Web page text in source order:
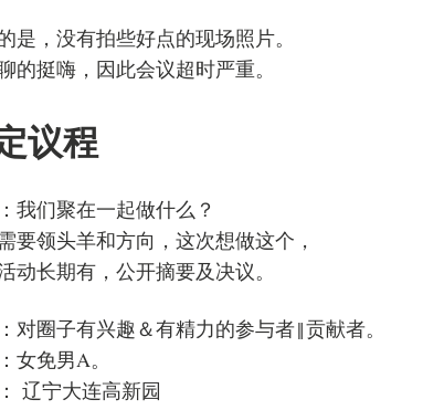
是，没有拍些好点的现场照片。
的挺嗨，因此会议超时严重。
议程
我们聚在一起做什么？
要领头羊和方向，这次想做这个，
动长期有，公开摘要及决议。
对圈子有兴趣＆有精力的参与者‖贡献者。
女免男A。
辽宁大连高新园